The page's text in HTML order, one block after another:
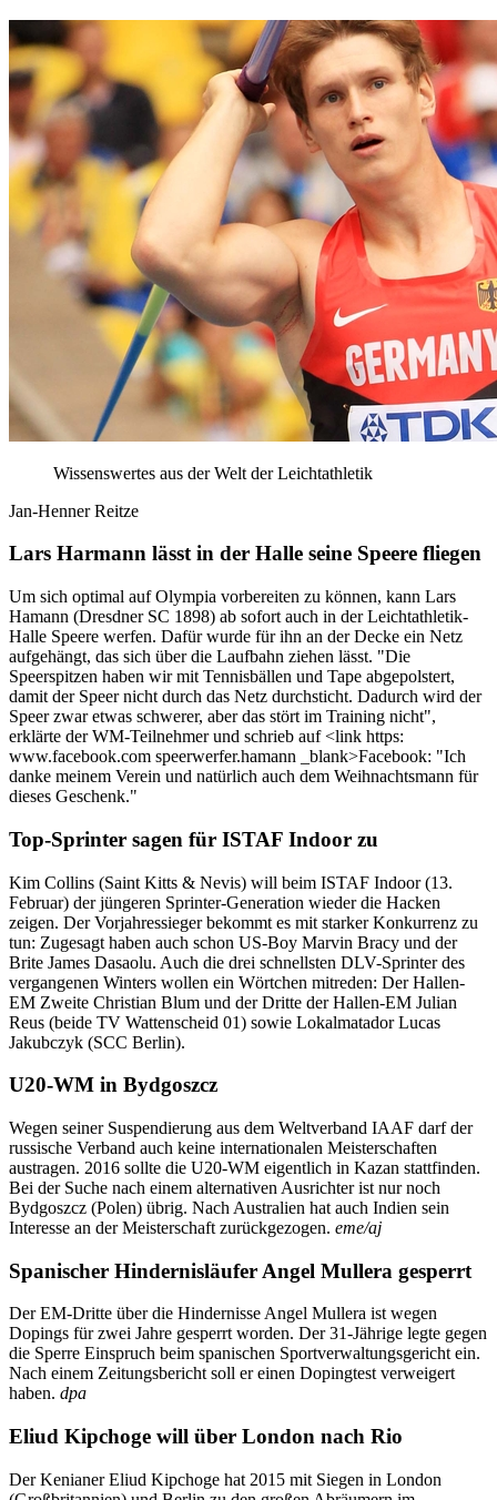
Wissenswertes aus der Welt der Leichtathletik
Jan-Henner Reitze
Lars Harmann lässt in der Halle seine Speere fliegen
Um sich optimal auf Olympia vorbereiten zu können, kann Lars
Hamann (Dresdner SC 1898) ab sofort auch in der Leichtathletik-
Halle Speere werfen. Dafür wurde für ihn an der Decke ein Netz
aufgehängt, das sich über die Laufbahn ziehen lässt. "Die
Speerspitzen haben wir mit Tennisbällen und Tape abgepolstert,
damit der Speer nicht durch das Netz durchsticht. Dadurch wird der
Speer zwar etwas schwerer, aber das stört im Training nicht",
erklärte der WM-Teilnehmer und schrieb auf <link https:
www.facebook.com speerwerfer.hamann _blank>Facebook: "Ich
danke meinem Verein und natürlich auch dem Weihnachtsmann für
dieses Geschenk."
Top-Sprinter sagen für ISTAF Indoor zu
Kim Collins (Saint Kitts & Nevis) will beim ISTAF Indoor (13.
Februar) der jüngeren Sprinter-Generation wieder die Hacken
zeigen. Der Vorjahressieger bekommt es mit starker Konkurrenz zu
tun: Zugesagt haben auch schon US-Boy Marvin Bracy und der
Brite James Dasaolu. Auch die drei schnellsten DLV-Sprinter des
vergangenen Winters wollen ein Wörtchen mitreden: Der Hallen-
EM Zweite Christian Blum und der Dritte der Hallen-EM Julian
Reus (beide TV Wattenscheid 01) sowie Lokalmatador Lucas
Jakubczyk (SCC Berlin).
U20-WM in Bydgoszcz
Wegen seiner Suspendierung aus dem Weltverband IAAF darf der
russische Verband auch keine internationalen Meisterschaften
austragen. 2016 sollte die U20-WM eigentlich in Kazan stattfinden.
Bei der Suche nach einem alternativen Ausrichter ist nur noch
Bydgoszcz (Polen) übrig. Nach Australien hat auch Indien sein
Interesse an der Meisterschaft zurückgezogen. eme/aj
Spanischer Hindernisläufer Angel Mullera gesperrt
Der EM-Dritte über die Hindernisse Angel Mullera ist wegen
Dopings für zwei Jahre gesperrt worden. Der 31-Jährige legte gegen
die Sperre Einspruch beim spanischen Sportverwaltungsgericht ein.
Nach einem Zeitungsbericht soll er einen Dopingtest verweigert
haben. dpa
Eliud Kipchoge will über London nach Rio
Der Kenianer Eliud Kipchoge hat 2015 mit Siegen in London